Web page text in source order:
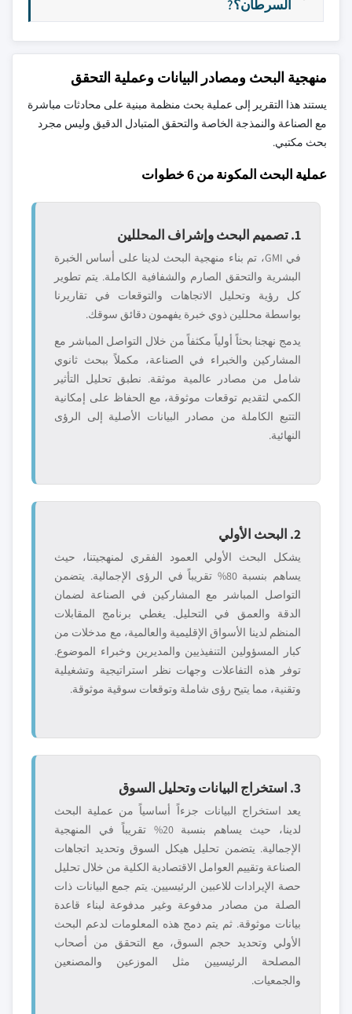
السرطان؟?
منهجية البحث ومصادر البيانات وعملية التحقق
يستند هذا التقرير إلى عملية بحث منظمة مبنية على محادثات مباشرة
مع الصناعة والنمذجة الخاصة والتحقق المتبادل الدقيق وليس مجرد
بحث مكتبي.
عملية البحث المكونة من 6 خطوات
1. تصميم البحث وإشراف المحللين
في GMI، تم بناء منهجية البحث لدينا على أساس الخبرة
البشرية والتحقق الصارم والشفافية الكاملة. يتم تطوير
كل رؤية وتحليل الاتجاهات والتوقعات في تقاريرنا
بواسطة محللين ذوي خبرة يفهمون دقائق سوقك.
يدمج نهجنا بحثاً أولياً مكثفاً من خلال التواصل المباشر مع
المشاركين والخبراء في الصناعة، مكملاً ببحث ثانوي
شامل من مصادر عالمية موثقة. نطبق تحليل التأثير
الكمي لتقديم توقعات موثوقة، مع الحفاظ على إمكانية
التتبع الكاملة من مصادر البيانات الأصلية إلى الرؤى
النهائية.
2. البحث الأولي
يشكل البحث الأولي العمود الفقري لمنهجيتنا، حيث
يساهم بنسبة 80% تقريباً في الرؤى الإجمالية. يتضمن
التواصل المباشر مع المشاركين في الصناعة لضمان
الدقة والعمق في التحليل. يغطي برنامج المقابلات
المنظم لدينا الأسواق الإقليمية والعالمية، مع مدخلات من
كبار المسؤولين التنفيذيين والمديرين وخبراء الموضوع.
توفر هذه التفاعلات وجهات نظر استراتيجية وتشغيلية
وتقنية، مما يتيح رؤى شاملة وتوقعات سوقية موثوقة.
3. استخراج البيانات وتحليل السوق
يعد استخراج البيانات جزءاً أساسياً من عملية البحث
لدينا، حيث يساهم بنسبة 20% تقريباً في المنهجية
الإجمالية. يتضمن تحليل هيكل السوق وتحديد اتجاهات
الصناعة وتقييم العوامل الاقتصادية الكلية من خلال تحليل
حصة الإيرادات للاعبين الرئيسيين. يتم جمع البيانات ذات
الصلة من مصادر مدفوعة وغير مدفوعة لبناء قاعدة
بيانات موثوقة. ثم يتم دمج هذه المعلومات لدعم البحث
الأولي وتحديد حجم السوق، مع التحقق من أصحاب
المصلحة الرئيسيين مثل الموزعين والمصنعين
والجمعيات.